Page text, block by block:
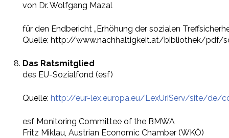
von Dr. Wolfgang Mazal
für den Endbericht „Erhöhung der sozialen
Quelle: http://www.nachhaltigkeit.at/bibliothek/pdf/
Das Ratsmitglied
des EU-Sozialfond (esf)
Quelle: http://eur-lex.europa.eu/LexUriServ/site/de/
esf Monitoring Committee of the BMWA
Fritz Miklau, Austrian Economic Chamber (WKÖ)